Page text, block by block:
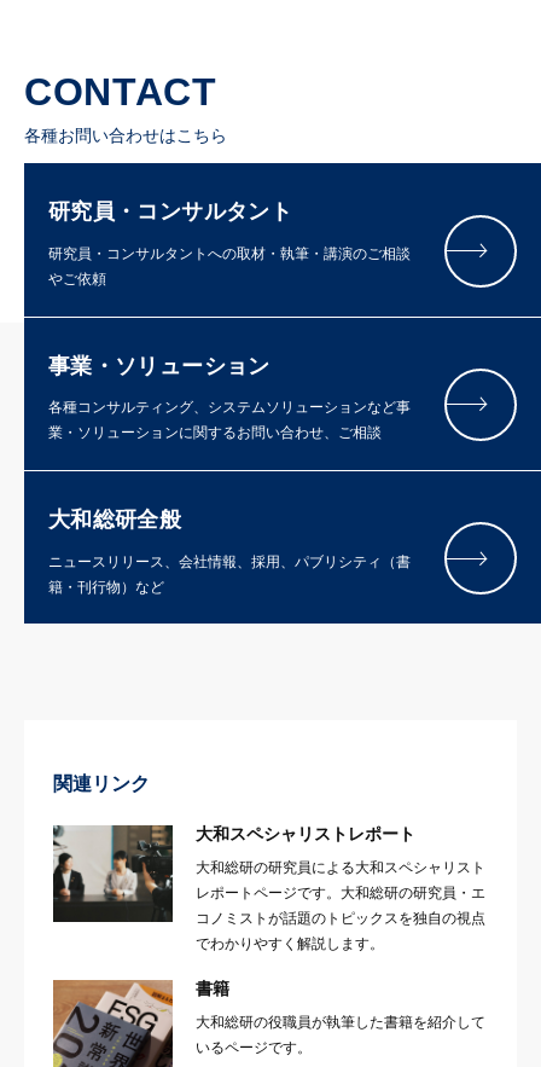
CONTACT
各種お問い合わせはこちら
研究員・コンサルタント
研究員・コンサルタントへの取材・執筆・講演のご相談
やご依頼
事業・ソリューション
各種コンサルティング、システムソリューションなど事
業・ソリューションに関するお問い合わせ、ご相談
大和総研全般
ニュースリリース、会社情報、採用、パブリシティ（書
籍・刊行物）など
関連リンク
大和スペシャリストレポート
大和総研の研究員による大和スペシャリスト
レポートページです。大和総研の研究員・エ
コノミストが話題のトピックスを独自の視点
でわかりやすく解説します。
書籍
大和総研の役職員が執筆した書籍を紹介して
いるページです。